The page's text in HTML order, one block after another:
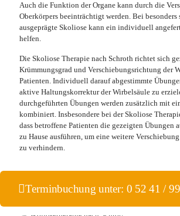
Auch die Funktion der Organe kann durch die
Oberkörpers beeinträchtigt werden. Bei besonders
ausgeprägte Skoliose kann ein individuell
helfen.
Die Skoliose Therapie nach Schroth richtet sich
Krümmungsgrad und Verschiebungsrichtung der
Patienten. Individuell darauf abgestimmte
aktive Haltungskorrektur der Wirbelsäule zu
durchgeführten Übungen werden zusätzlich mit
kombiniert. Insbesondere bei der Skoliose
dass betroffene Patienten die gezeigten Übungen
zu Hause ausführen, um eine weitere
zu verhindern.
Terminbuchung unter: 0 52 41 /